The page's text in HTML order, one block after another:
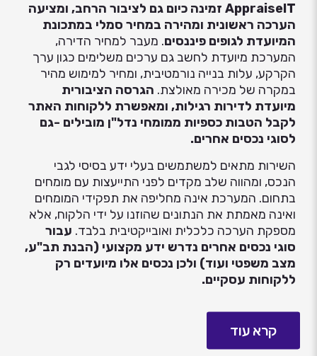
AppraiseIT זמינה כיום גם לציבור הרחב, ומציעה
הערכה ראשונית ומהירה במחיר סמלי במתכונת
המיועדת לגופים פיננסים. מעבר למחיר הדירה,
המערכת מיועדת לחשב גם ערכים משלימים כגון ערך
הקרקע, עלות בנייה נורמטיבית, ומחיר למימוש מהיר
במקרה של מכירה מאולצת. הגרסה הציבורית
מיועדת לדירות רגילות, ומאפשרת ללקוחות האתר
לקבל הטבות כספיות ממומחי נדל"ן מובילים -גם
לסוגי נכסים אחרים.
השירות מתאים למשתמשים בעלי ידע בסיסי לגבי
הנכס, ומהווה שלב מקדים לפני התייעצות עם מומחים
בתחום. המערכת אינה מחליפה את תפקידי המומחים
ואינה מאמתת את הנתונים שהוזנו על ידי הלקוח, אלא
מספקת הערכה כלכלית ואובייקטיבית בלבד. עבור
סוגי נכסים אחרים נדרש ידע מקצועי (הבנת תב"ע,
מצב משפטי ועוד) ולכן נכסים אלו מיועדים רק
ללקוחות עסקיים.
קרא עוד